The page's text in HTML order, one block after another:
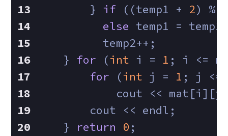
        }
if ((temp1 + 2) %
else temp1 =
          temp2++;
    }
for (int i = 1 ; i <=
for (int j = 1 ; j <=
cout <<
        cout << endl;
    }
return 0 ;